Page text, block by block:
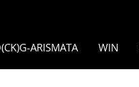
ARISMATA WIN